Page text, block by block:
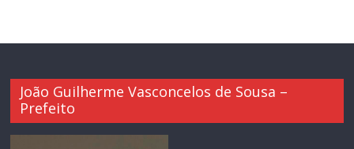
João Guilherme Vasconcelos de Sousa –
Prefeito